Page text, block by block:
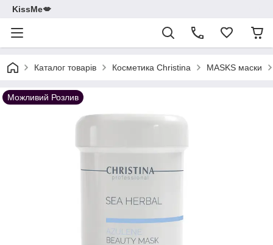
KissMe💋
Каталог товарів Косметика Christina MASKS маски
Можливий Розлив